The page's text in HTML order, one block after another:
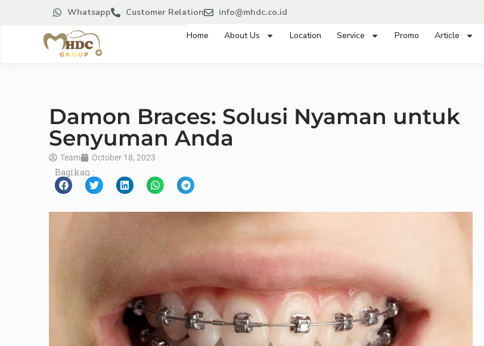
Whatsapp Customer Relation info@mhdc.co.id
Home About Us Location Service Promo Article
Damon Braces: Solusi Nyaman untuk
Senyuman Anda
Team October 18, 2023
Bagikan :